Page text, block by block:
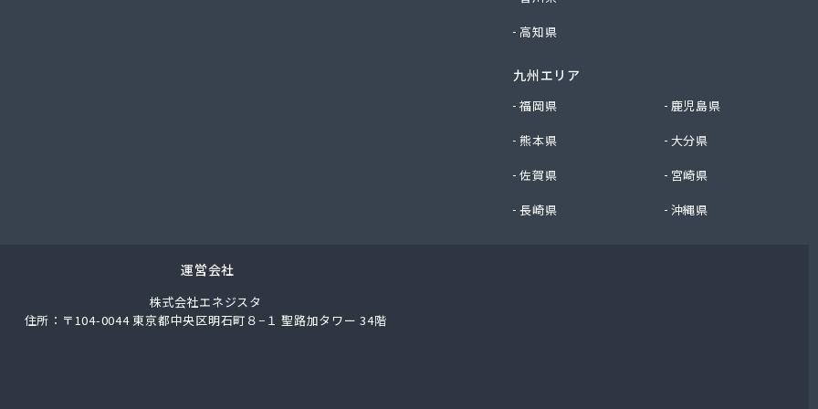
やまもとや商店
高知県
九州エリア
福岡県
鹿児島県
熊本県
大分県
佐賀県
宮崎県
長崎県
沖縄県
運営会社
株式会社エネジスタ
住所：〒104-0044 東京都中央区明石町８−１ 聖路加タワー 34階